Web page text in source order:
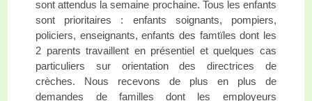
sont attendus la semaine prochaine. Tous les enfants
sont prioritaires : enfants soignants, pompiers,
policiers, enseignants, enfants des famtïles dont les
2 parents travaillent en présentiel et quelques cas
particuliers sur orientation des directrices de
crèches. Nous recevons de plus en plus de
demandes de familles dont les employeurs